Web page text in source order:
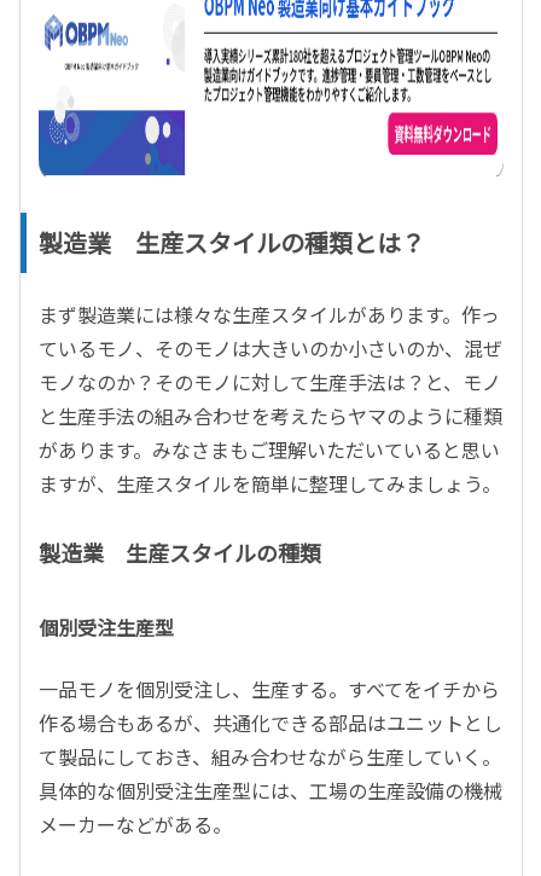
製造業 生産スタイルの種類とは？
まず製造業には様々な生産スタイルがあります。作っ
ているモノ、そのモノは大きいのか小さいのか、混ぜ
モノなのか？そのモノに対して生産手法は？と、モノ
と生産手法の組み合わせを考えたらヤマのように種類
があります。みなさまもご理解いただいていると思い
ますが、生産スタイルを簡単に整理してみましょう。
製造業 生産スタイルの種類
個別受注生産型
一品モノを個別受注し、生産する。すべてをイチから
作る場合もあるが、共通化できる部品はユニットとし
て製品にしておき、組み合わせながら生産していく。
具体的な個別受注生産型には、工場の生産設備の機械
メーカーなどがある。